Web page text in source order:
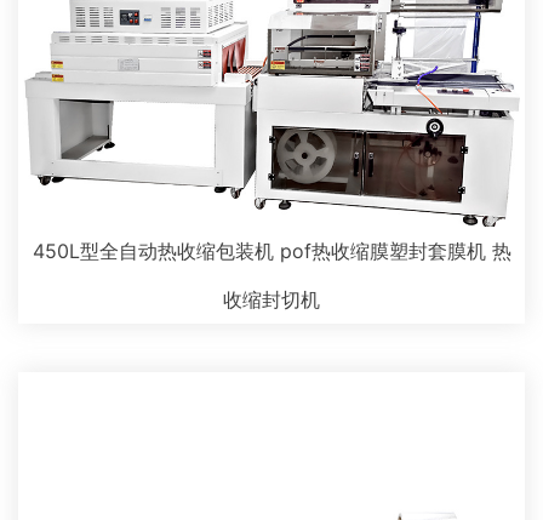
450L型全自动热收缩包装机 pof热收缩膜塑封套膜机 热
收缩封切机